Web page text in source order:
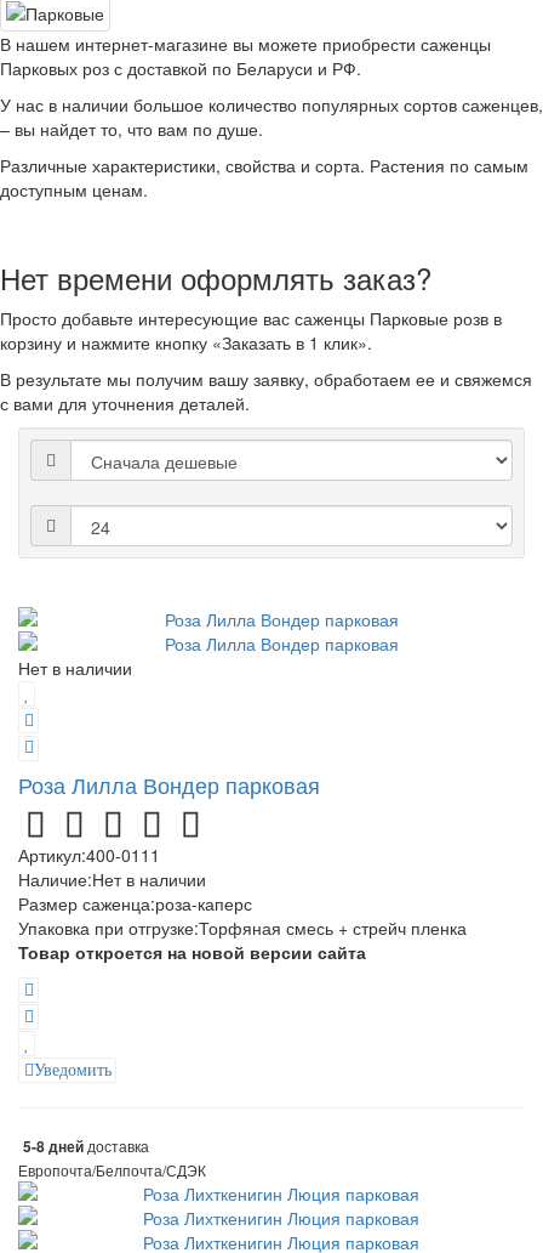
В нашем интернет-магазине вы можете приобрести саженцы
Парковых роз с доставкой по Беларуси и РФ.
У нас в наличии большое количество популярных сортов саженцев,
– вы найдет то, что вам по душе.
Различные характеристики, свойства и сорта. Растения по самым
доступным ценам.
Нет времени оформлять заказ?
Просто добавьте интересующие вас саженцы Парковые розв в
корзину и нажмите кнопку «Заказать в 1 клик».
В результате мы получим вашу заявку, обработаем ее и свяжемся
с вами для уточнения деталей.
Нет в наличии
Роза Лилла Вондер парковая
Артикул:400-0111
Наличие:Нет в наличии
Размер саженца:роза-каперс
Упаковка при отгрузке:Торфяная смесь + стрейч пленка
Товар откроется на новой версии сайта
Уведомить
5-8 днейдоставка
Европочта/Белпочта/СДЭК